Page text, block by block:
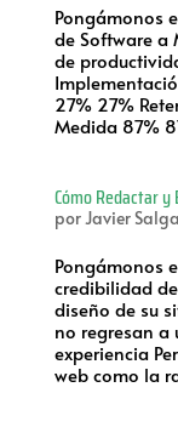
Pongámonos
de Software a
de
27% 27%
Medida 87%
Cómo Redactar
porJavier
Pongámonos
credibilidad
diseño de su
no regresan a
experiencia
web como la